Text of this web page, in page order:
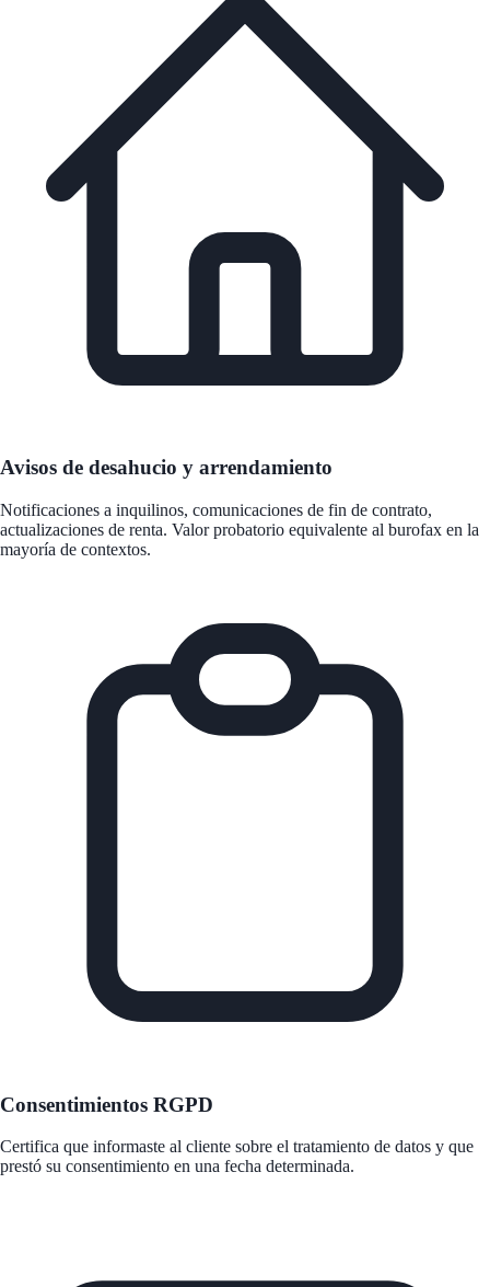
Avisos de desahucio y arrendamiento
Notificaciones a inquilinos, comunicaciones de fin de contrato,
actualizaciones de renta. Valor probatorio equivalente al burofax en la
mayoría de contextos.
Consentimientos RGPD
Certifica que informaste al cliente sobre el tratamiento de datos y que
prestó su consentimiento en una fecha determinada.